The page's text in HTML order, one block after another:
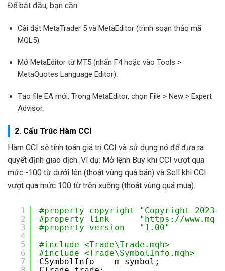
Để bắt đầu, bạn cần:
Cài đặt MetaTrader 5 và MetaEditor (trình soạn thảo mã
MQL5).
Mở MetaEditor từ MT5 (nhấn F4 hoặc vào Tools >
MetaQuotes Language Editor).
Tạo file EA mới: Trong MetaEditor, chọn File > New > Expert
Advisor.
2. Cấu Trúc Hàm CCI
Hàm CCI sẽ tính toán giá trị CCI và sử dụng nó để đưa ra
quyết định giao dịch. Ví dụ: Mở lệnh Buy khi CCI vượt qua
mức -100 từ dưới lên (thoát vùng quá bán) và Sell khi CCI
vượt qua mức 100 từ trên xuống (thoát vùng quá mua).
1
2
3
4
5
6
7
#property copyright "Copyright 2023,
#property link      " https://
#property version   "1.00"
#include <Trade\Trade.mqh>
#include <Trade\SymbolInfo.mqh>
CSymbolInfo    m_symbol;